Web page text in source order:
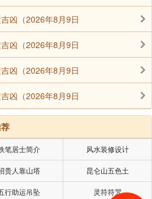
凶（2026年8月9日
凶（2026年8月9日
凶（2026年8月9日
凶（2026年8月9日
笔居士简介 风水装修设计
贵人靠山塔 昆仑山五色土
行助运吊坠 灵符符咒